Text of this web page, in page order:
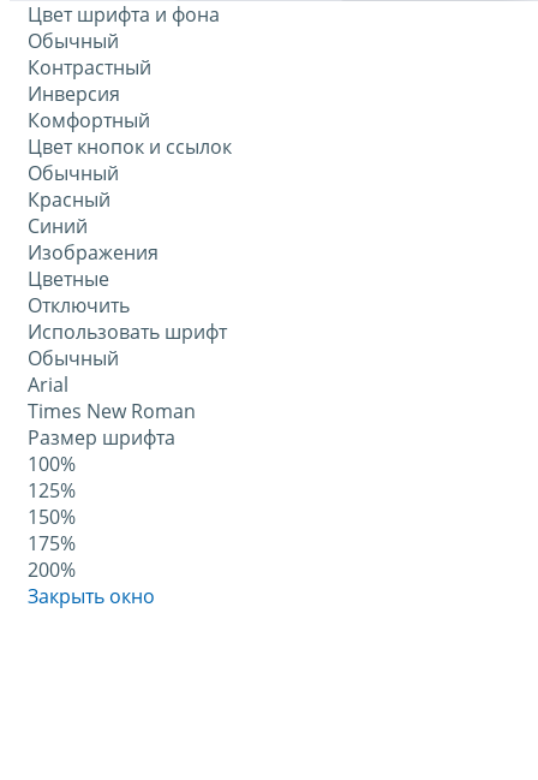
Цвет шрифта и фона
Обычный
Контрастный
Инверсия
Комфортный
Цвет кнопок и ссылок
Обычный
Красный
Синий
Изображения
Цветные
Отключить
Использовать шрифт
Обычный
Arial
Times New Roman
Размер шрифта
100%
125%
150%
175%
200%
Закрыть окно